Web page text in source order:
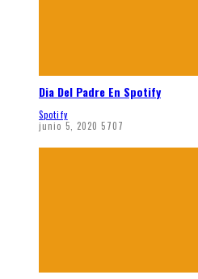
Dia Del Padre En Spotify
Spotify
junio 5, 2020 5707